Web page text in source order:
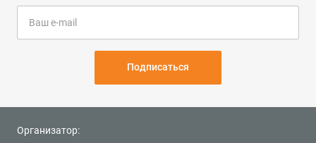
Подписаться
Организатор: